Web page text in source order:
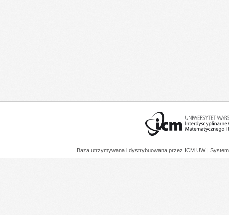
Baza utrzymywana i dystrybuowana przez ICM UW |